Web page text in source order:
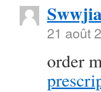
21 août
order